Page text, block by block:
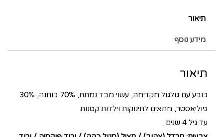
תיאור
מידע נוסף
תיאור
כובע עם גולגול מקדימה, עשוי מבד נמתח, 70% כותנה, 30%
פוליאסטר, מתאים לתינוקות וילדות קטנות
עד גיל 4 שנים